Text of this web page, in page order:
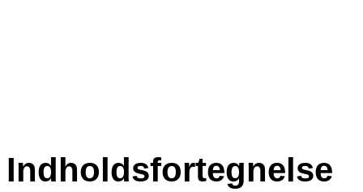
Indholdsfortegnelse